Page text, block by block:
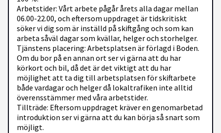
Arbetstider: Vårt arbete pågår årets alla dagar mellan
06.00-22.00, och eftersom uppdraget är tidskritiskt
söker vi dig som är inställd på skiftgång och som kan
arbeta såväl dagar som kvällar, helger och storhelger.
Tjänstens placering: Arbetsplatsen är förlagd i Boden.
Om du bor på en annan ort ser vi gärna att du har
körkort och bil, då det är det viktigt att du har
möjlighet att ta dig till arbetsplatsen för skiftarbete
både vardagar och helger då lokaltrafiken inte alltid
överensstämmer med våra arbetstider.
Tillträde: Eftersom uppdraget kräver en genomarbetad
introduktion ser vi gärna att du kan börja så snart som
möjligt.